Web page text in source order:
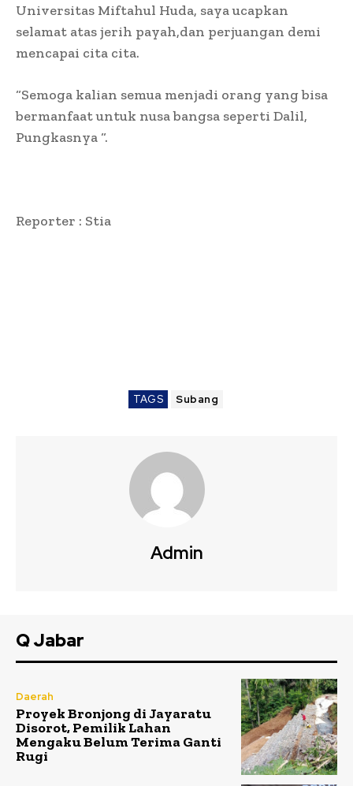
Universitas Miftahul Huda, saya ucapkan
selamat atas jerih payah,dan perjuangan demi
mencapai cita cita.
“Semoga kalian semua menjadi orang yang bisa
bermanfaat untuk nusa bangsa seperti Dalil,
Pungkasnya “.
Reporter : Stia
TAGS Subang
Admin
Q Jabar
Daerah
Proyek Bronjong di Jayaratu
Disorot, Pemilik Lahan
Mengaku Belum Terima Ganti
Rugi